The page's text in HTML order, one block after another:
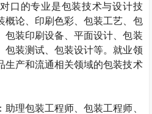
口的专业是包装技术与设计技
概论、印刷色彩、包装工艺、包
包装印刷设备、平面设计、包装
包装测试、包装设计等。就业领
生产和流通相关领域的包装技术
理包装工程师、包装工程师、